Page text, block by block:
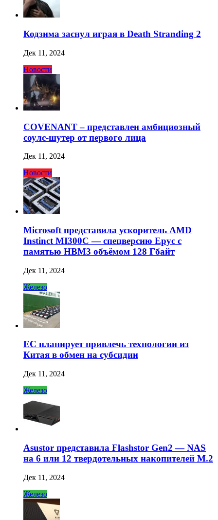
Кодзима заснул играя в Death Stranding 2
Дек 11, 2024
Новости
COVENANT – представлен амбициозный
соулс-шутер от первого лица
Дек 11, 2024
Новости
Microsoft представила ускоритель AMD
Instinct MI300C — спецверсию Epyc с
памятью HBM3 объёмом 128 Гбайт
Дек 11, 2024
Железо
ЕС планирует привлечь технологии из
Китая в обмен на субсидии
Дек 11, 2024
Железо
Asustor представила Flashstor Gen2 — NAS
на 6 или 12 твердотельных накопителей M.2
Дек 11, 2024
Железо